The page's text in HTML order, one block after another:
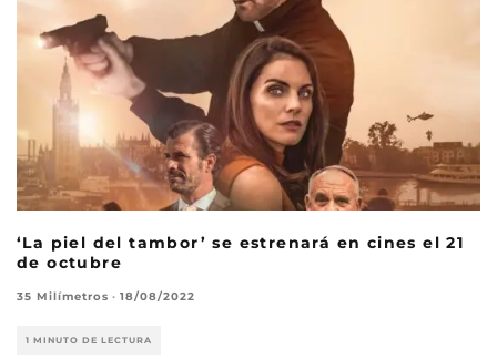
‘La piel del tambor’ se estrenará en cines el 21
de octubre
35 Milímetros · 18/08/2022
1 MINUTO DE LECTURA